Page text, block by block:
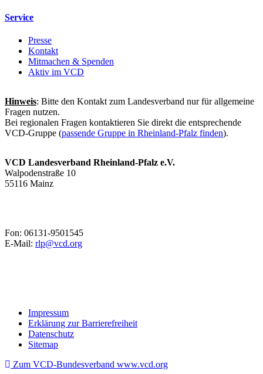
Service
Presse
Kontakt
Mitmachen & Spenden
Aktiv im VCD
Hinweis: Bitte den Kontakt zum Landesverband nur für allgemeine
Fragen nutzen.
Bei regionalen Fragen kontaktieren Sie direkt die entsprechende
VCD-Gruppe (passende Gruppe in Rheinland-Pfalz finden).
VCD Landesverband Rheinland-Pfalz e.V.
Walpodenstraße 10
55116 Mainz
Fon: 06131-9501545
E-Mail: rlp@vcd.org
Impressum
Erklärung zur Barrierefreiheit
Datenschutz
Sitemap
Zum VCD-Bundesverband www.vcd.org